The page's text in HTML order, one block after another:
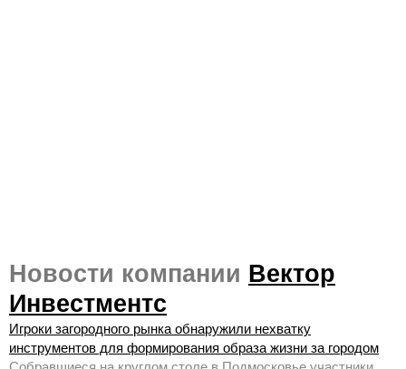
Новости компании Вектор
Инвестментс
Игроки загородного рынка обнаружили нехватку
инструментов для формирования образа жизни за городом